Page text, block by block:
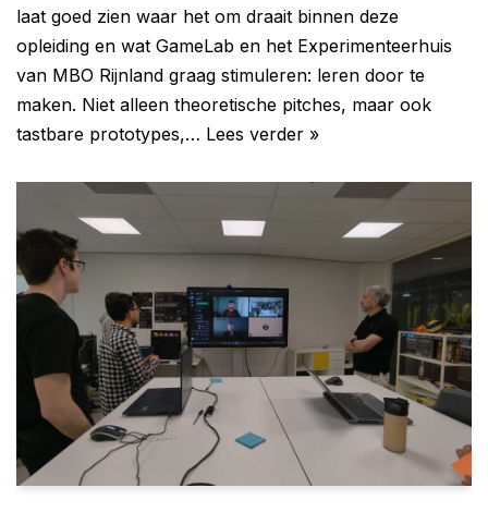
laat goed zien waar het om draait binnen deze
opleiding en wat GameLab en het Experimenteerhuis
van MBO Rijnland graag stimuleren: leren door te
maken. Niet alleen theoretische pitches, maar ook
tastbare prototypes,… Lees verder »